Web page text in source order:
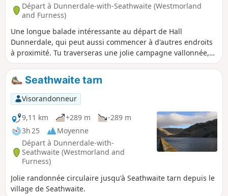
Départ à Dunnerdale-with-Seathwaite (Westmorland
and Furness)
Une longue balade intéressante au départ de Hall
Dunnerdale, qui peut aussi commencer à d'autres endroits
à proximité. Tu traverseras une jolie campagne vallonnée,
puis tu grimperas progressivement dans une vallée
pittoresque avant d'atteindre Brown Pike. De là, tu te
trouveras sur les hauts sommets du Lake District et tu
pourras admirer de nombreux pics, dont l'Old Man of
Coniston. Tu descendras prudemment jusqu'au lac de
montagne de Seathwaite Tarn, puis retourneras à
Seathwaite où le Newfield Inn t'accueillera avec une bonne
bière et un bon repas.
Seathwaite tarn
Visorandonneur
9,11 km
+289 m
-289 m
3h 25
Moyenne
Départ à Dunnerdale-with-
Seathwaite (Westmorland and
Furness)
Jolie randonnée circulaire jusqu'à Seathwaite tarn depuis le
village de Seathwaite.